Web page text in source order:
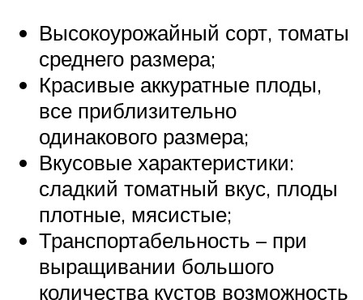
Высокоурожайный сорт, томаты
среднего размера;
Красивые аккуратные плоды,
все приблизительно
одинакового размера;
Вкусовые характеристики:
сладкий томатный вкус, плоды
плотные, мясистые;
Транспортабельность – при
выращивании большого
количества кустов возможность